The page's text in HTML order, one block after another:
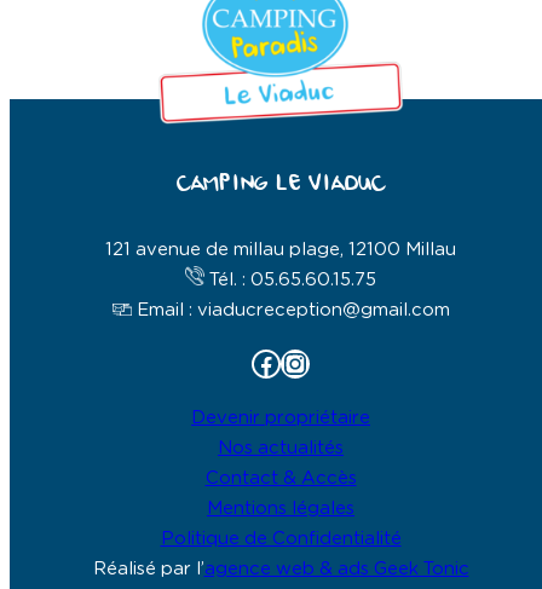
121 avenue de millau plage, 12100 Millau
Tél. : 05.65.60.15.75
Email : viaducreception@gmail.com
Contact & Accès
Mentions légales
Politique de Confidentialité
agence web & ads Geek Tonic
Nos horaires
Basse saison
Tous les jours : 09:00 – 12:00 et 15:00-18:00
Haute saison(à partir du 1er Juillet)